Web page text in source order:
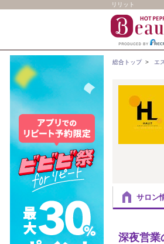
リリット
総合トップ> エ
サロン
深夜営業